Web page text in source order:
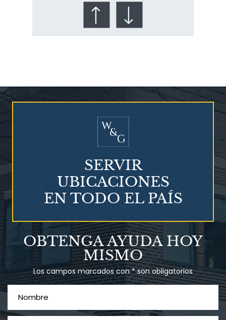
¿Quién corre el riesgo de
Talco en polvo
Ovary cancer
OBTENGA AYUDA HOY
MISMO
Los campos marcados con * son obligatorios
SERVIR
UBICACIONES
EN TODO EL PAÍS